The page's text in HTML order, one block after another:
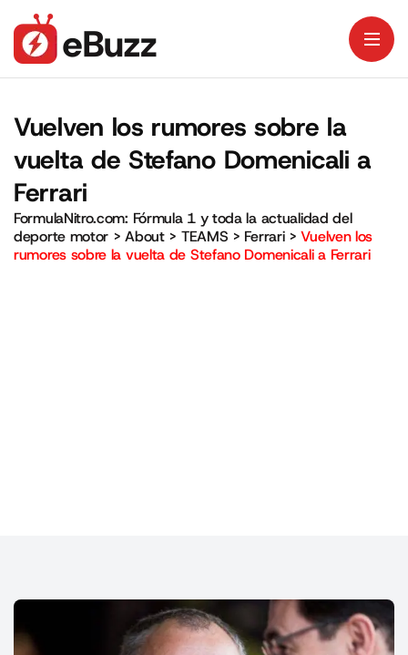
Vuelven los rumores sobre la
vuelta de Stefano Domenicali a
Ferrari
FormulaNitro.com: Fórmula 1 y toda la actualidad del
deporte motor >About> TEAMS > Ferrari>Vuelven los
rumores sobre la vuelta de Stefano Domenicali a Ferrari